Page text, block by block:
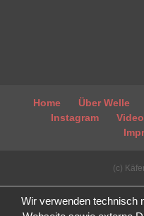
Home Über Welle
Instagram
(c)
Wir verwenden technisch